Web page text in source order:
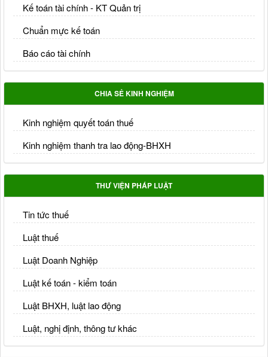
Kế toán tài chính - KT Quản trị
Chuẩn mực kế toán
Báo cáo tài chính
CHIA SẺ KINH NGHIỆM
Kinh nghiệm quyết toán thuế
Kinh nghiệm thanh tra lao động-BHXH
THƯ VIỆN PHÁP LUẬT
Tin tức thuế
Luật thuế
Luật Doanh Nghiệp
Luật kế toán - kiểm toán
Luật BHXH, luật lao động
Luật, nghị định, thông tư khác